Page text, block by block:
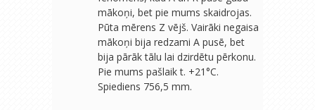
mākoņi, bet pie mums skaidrojas.
Pūta mērens Z vējš. Vairāki negaisa
mākoņi bija redzami A pusē, bet
bija pārāk tālu lai dzirdētu pērkonu.
Pie mums pašlaik t. +21°C.
Spiediens 756,5 mm.